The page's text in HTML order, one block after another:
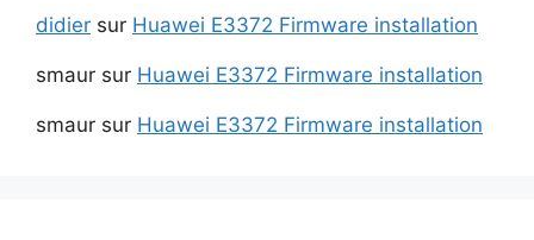
didier sur Huawei E3372 Firmware installation
smaur sur Huawei E3372 Firmware installation
smaur sur Huawei E3372 Firmware installation